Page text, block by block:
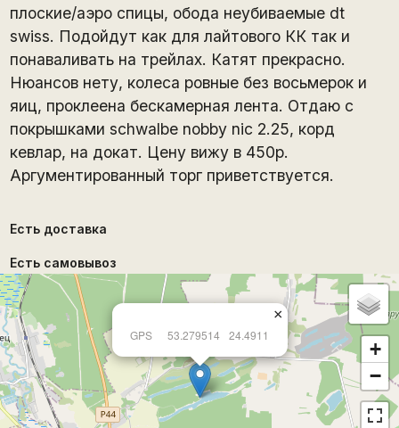
плоские/аэро спицы, обода неубиваемые dt
swiss. Подойдут как для лайтового КК так и
понаваливать на трейлах. Катят прекрасно.
Нюансов нету, колеса ровные без восьмерок и
яиц, проклеена бескамерная лента. Отдаю с
покрышками schwalbe nobby nic 2.25, корд
кевлар, на докат. Цену вижу в 450р.
Аргументированный торг приветствуется.
Есть доставка
Есть самовывоз
GPS 53.279514 24.4911
×
+
−